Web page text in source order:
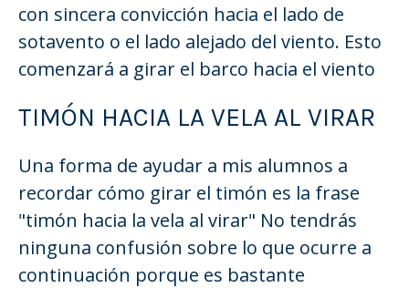
con sincera convicción hacia el lado de
sotavento o el lado alejado del viento. Esto
comenzará a girar el barco hacia el viento
TIMÓN HACIA LA VELA AL VIRAR
Una forma de ayudar a mis alumnos a
recordar cómo girar el timón es la frase
"timón hacia la vela al virar" No tendrás
ninguna confusión sobre lo que ocurre a
continuación porque es bastante